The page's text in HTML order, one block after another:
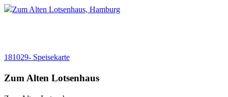
181029- Speisekarte
Zum Alten Lotsenhaus